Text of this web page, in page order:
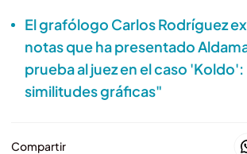
El grafólogo Carlos Rodríguez
notas que ha presentado
prueba al juez en el caso
similitudes gráficas"
Compartir